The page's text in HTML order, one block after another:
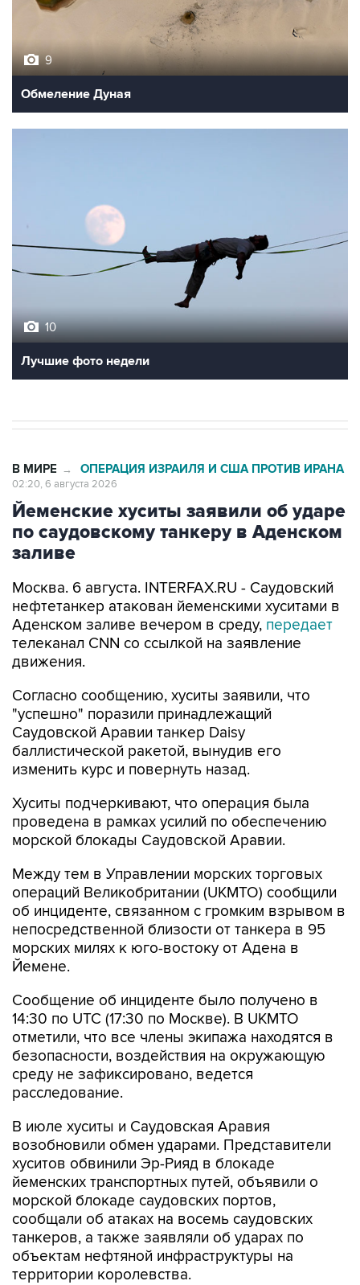
9
Обмеление Дуная
10
Лучшие фото недели
В МИРЕ → ОПЕРАЦИЯ ИЗРАИЛЯ И США ПРОТИВ ИРАНА
02:20, 6 августа 2026
Йеменские хуситы заявили об ударе
по саудовскому танкеру в Аденском
заливе
Москва. 6 августа. INTERFAX.RU - Саудовский
нефтетанкер атакован йеменскими хуситами в
Аденском заливе вечером в среду, передает
телеканал CNN со ссылкой на заявление
движения.
Согласно сообщению, хуситы заявили, что
"успешно" поразили принадлежащий
Саудовской Аравии танкер Daisy
баллистической ракетой, вынудив его
изменить курс и повернуть назад.
Хуситы подчеркивают, что операция была
проведена в рамках усилий по обеспечению
морской блокады Саудовской Аравии.
Между тем в Управлении морских торговых
операций Великобритании (UKMTO) сообщили
об инциденте, связанном с громким взрывом в
непосредственной близости от танкера в 95
морских милях к юго-востоку от Адена в
Йемене.
Сообщение об инциденте было получено в
14:30 по UTC (17:30 по Москве). В UKMTO
отметили, что все члены экипажа находятся в
безопасности, воздействия на окружающую
среду не зафиксировано, ведется
расследование.
В июле хуситы и Саудовская Аравия
возобновили обмен ударами. Представители
хуситов обвинили Эр-Рияд в блокаде
йеменских транспортных путей, объявили о
морской блокаде саудовских портов,
сообщали об атаках на восемь саудовских
танкеров, а также заявляли об ударах по
объектам нефтяной инфраструктуры на
территории королевства.